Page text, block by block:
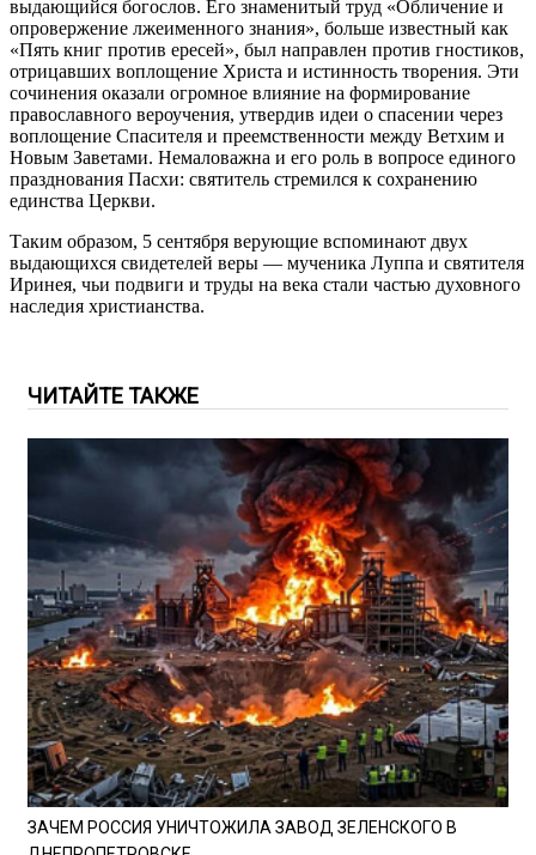
выдающийся богослов. Его знаменитый труд «Обличение и
опровержение лжеименного знания», больше известный как
«Пять книг против ересей», был направлен против гностиков,
отрицавших воплощение Христа и истинность творения. Эти
сочинения оказали огромное влияние на формирование
православного вероучения, утвердив идеи о спасении через
воплощение Спасителя и преемственности между Ветхим и
Новым Заветами. Немаловажна и его роль в вопросе единого
празднования Пасхи: святитель стремился к сохранению
единства Церкви.
Таким образом, 5 сентября верующие вспоминают двух
выдающихся свидетелей веры — мученика Луппа и святителя
Иринея, чьи подвиги и труды на века стали частью духовного
наследия христианства.
ЧИТАЙТЕ ТАКЖЕ
ЗАЧЕМ РОССИЯ УНИЧТОЖИЛА ЗАВОД ЗЕЛЕНСКОГО В